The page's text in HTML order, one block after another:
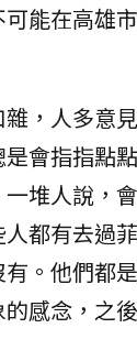
能在高雄
，人多意
會指指點
堆人說，
都有去過
。他們都
感念，之